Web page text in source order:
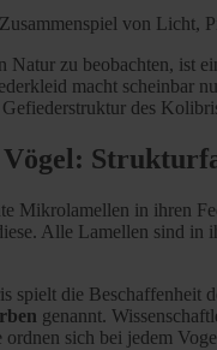
von Licht,
zu beobachten, ist
macht scheinbar
Gefiederstruktur des
Mikrolamellen in ihren
Alle Lamellen sind in
spielt die Beschaffenheit
genannt.
sich bei jedem